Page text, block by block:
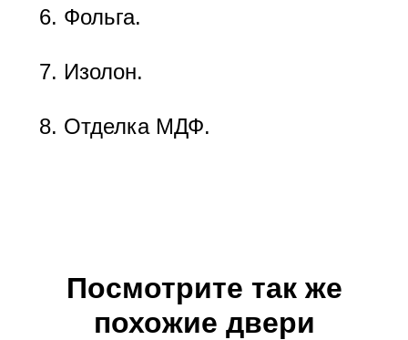
Фольга.
Изолон.
Отделка МДФ.
Посмотрите так же
похожие двери